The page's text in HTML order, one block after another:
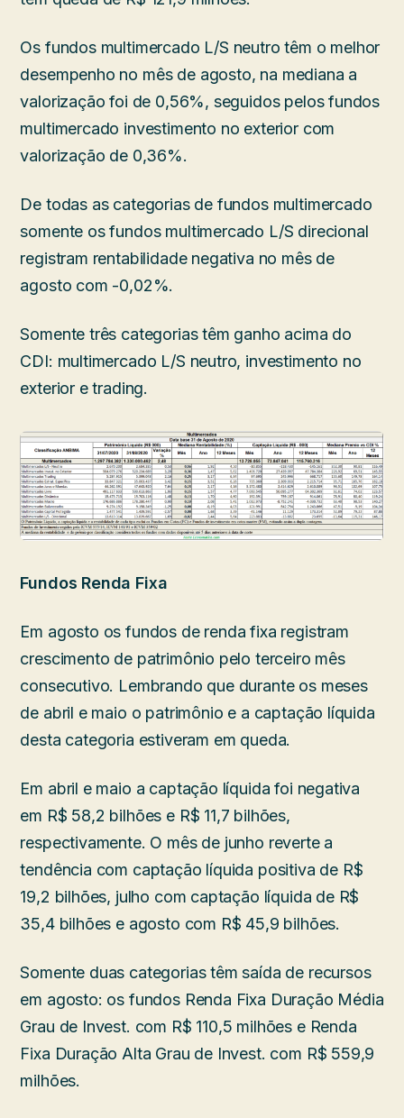
Os fundos multimercado L/S neutro têm o melhor
desempenho no mês de agosto, na mediana a
valorização foi de 0,56%, seguidos pelos fundos
multimercado investimento no exterior com
valorização de 0,36%.
De todas as categorias de fundos multimercado
somente os fundos multimercado L/S direcional
registram rentabilidade negativa no mês de
agosto com -0,02%.
Somente três categorias têm ganho acima do
CDI: multimercado L/S neutro, investimento no
exterior e trading.
Fundos Renda Fixa
Em agosto os fundos de renda fixa registram
crescimento de patrimônio pelo terceiro mês
consecutivo. Lembrando que durante os meses
de abril e maio o patrimônio e a captação líquida
desta categoria estiveram em queda.
Em abril e maio a captação líquida foi negativa
em R$ 58,2 bilhões e R$ 11,7 bilhões,
respectivamente. O mês de junho reverte a
tendência com captação líquida positiva de R$
19,2 bilhões, julho com captação líquida de R$
35,4 bilhões e agosto com R$ 45,9 bilhões.
Somente duas categorias têm saída de recursos
em agosto: os fundos Renda Fixa Duração Média
Grau de Invest. com R$ 110,5 milhões e Renda
Fixa Duração Alta Grau de Invest. com R$ 559,9
milhões.